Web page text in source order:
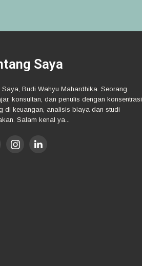
Saya
Saya, Budi Wahyu Mahardhika. Seorang
konsultan, dan penulis dengan konsentrasi
di keuangan, analisis biaya dan studi
Salam kenal ya...